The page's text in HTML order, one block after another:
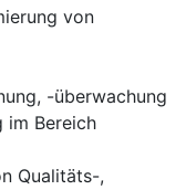
von
-überwachung
im Bereich
Qualitäts-,